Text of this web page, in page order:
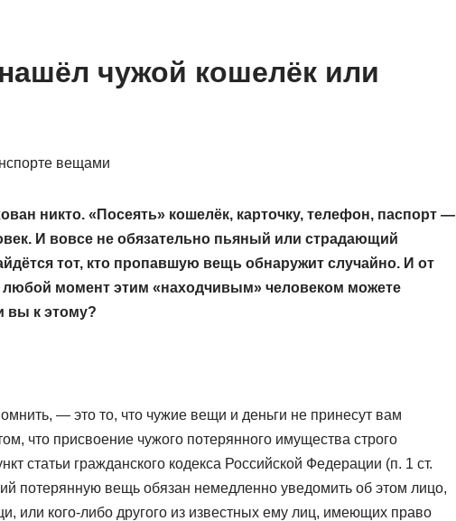
чужой кошелёк или
никто. «Посеять» кошелёк, карточку, телефон, паспорт —
И вовсе не обязательно пьяный или страдающий
тот, кто пропавшую вещь обнаружит случайно. И от
любой момент этим «находчивым» человеком можете
вы к этому?
— это то, что чужие вещи и деньги не принесут вам
что присвоение чужого потерянного имущества строго
статьи гражданского кодекса Российской Федерации (п. 1 ст.
потерянную вещь обязан немедленно уведомить об этом лицо,
или кого-либо другого из известных ему лиц, имеющих право